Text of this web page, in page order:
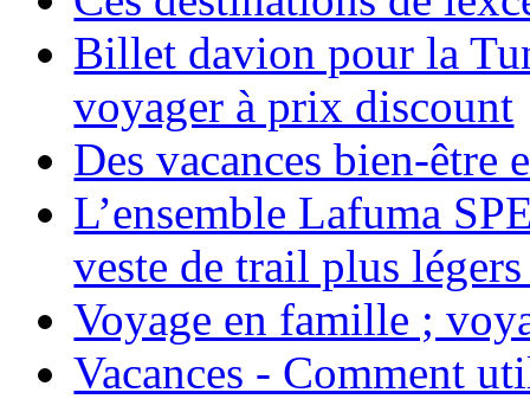
Billet davion pour la
voyager à prix discount
Des vacances bien-être
L’ensemble Lafuma
veste de trail plus
Voyage en famille ;
Vacances - Comment